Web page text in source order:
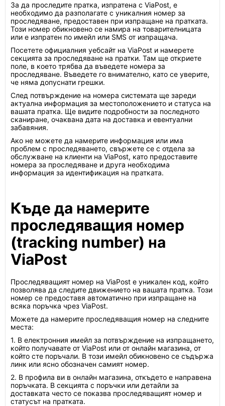
За да проследите пратка, изпратена с ViaPost, е
необходимо да разполагате с уникалния номер за
проследяване, предоставен при изпращане на пратката.
Този номер обикновено се намира на товарителницата
или е изпратен по имейл или SMS от изпращача.
Посетете официалния уебсайт на ViaPost и намерете
секцията за проследяване на пратки. Там ще откриете
поле, в което трябва да въведете номера за
проследяване. Въведете го внимателно, като се уверите,
че няма допуснати грешки.
След потвърждение на номера системата ще зареди
актуална информация за местоположението и статуса на
вашата пратка. Ще видите подробности за последното
сканиране, очаквана дата на доставка и евентуални
забавяния.
Ако не можете да намерите информация или има
проблем с проследяването, свържете се с отдела за
обслужване на клиенти на ViaPost, като предоставите
номера за проследяване и друга необходима
информация за идентификация на пратката.
Къде да намерите
проследяващия номер
(tracking number) на
ViaPost
Проследяващият номер на ViaPost е уникален код, който
позволява да следите движението на вашата пратка. Този
номер се предоставя автоматично при изпращане на
всяка поръчка чрез ViaPost.
Можете да намерите проследяващия номер на следните
места:
1. В електронния имейл за потвърждение на изпращането,
който получавате от ViaPost или от онлайн магазина, от
който сте поръчали. В този имейл обикновено се съдържа
линк или ясно обозначен самият номер.
2. В профила ви в онлайн магазина, откъдето е направена
поръчката. В секцията с поръчки или детайли за
доставката често се показва проследяващият номер и
статусът на пратката.